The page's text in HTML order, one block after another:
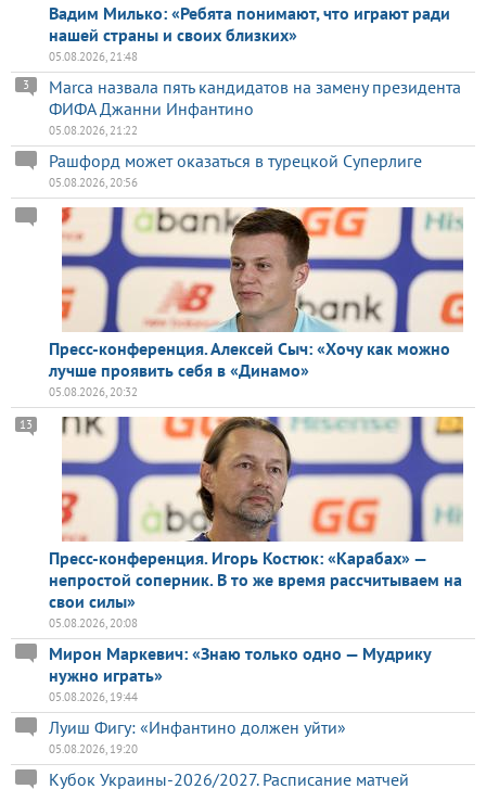
Вадим Милько: «Ребята понимают, что играют ради
нашей страны и своих близких»
05.08.2026, 21:48
Marca назвала пять кандидатов на замену президента
ФИФА Джанни Инфантино
3
05.08.2026, 21:22
Рашфорд может оказаться в турецкой Суперлиге
05.08.2026, 20:56
Пресс-конференция. Алексей Сыч: «Хочу как можно
лучше проявить себя в «Динамо»
05.08.2026, 20:32
Пресс-конференция. Игорь Костюк: «Карабах» —
непростой соперник. В то же время рассчитываем на
свои силы»
13
05.08.2026, 20:08
Мирон Маркевич: «Знаю только одно — Мудрику
нужно играть»
05.08.2026, 19:44
Луиш Фигу: «Инфантино должен уйти»
05.08.2026, 19:20
Кубок Украины-2026/2027. Расписание матчей